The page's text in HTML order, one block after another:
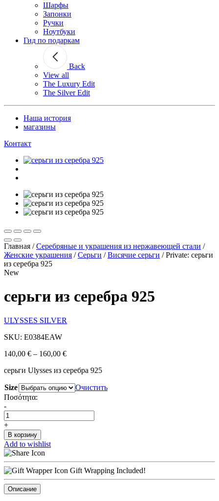
Шарфы
Запонки
Ручки
Ноутбуки
Гид по подаркам
Back
View all
The Luxury Edit
The Silver Edit
Наша история
магазины
Контакт
Главная /Серебряные и украшения из нержавеющей стали /
Женские украшения /Серьги /Висячие серьги /Private: серьги
из серебра 925
New
серьги из серебра 925
ULYSSES SILVER
SKU: E0384EAW
140,00 € – 160,00 €
серьги Ulysses из серебра 925
Size
Очистить
Ποσότητα:
-
+
В корзину
Add to wishlist
Gift Wrapping Included!
Описание